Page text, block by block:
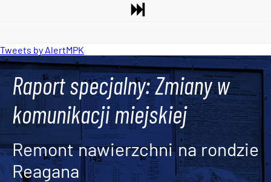
Tweets by AlertMPK
Raport specjalny: Zmiany w
komunikacji miejskiej
Remont nawierzchni na rondzie
Reagana